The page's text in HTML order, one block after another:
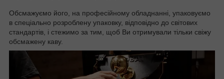
Обсмажуємо його, на професійному обладнанні, упаковуємо
в спеціально розроблену упаковку, відповідно до світових
стандартів, і стежимо за тим, щоб Ви отримували тільки свіжу
обсмажену каву.